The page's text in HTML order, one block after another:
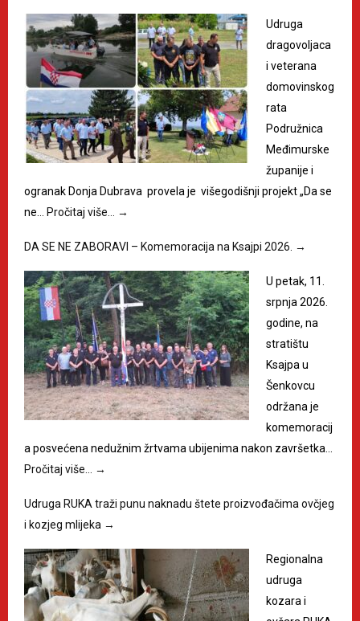
Udruga
dragovoljaca
i veterana
domovinskog
rata
Podružnica
Međimurske
županije i
ogranak Donja Dubrava provela je višegodišnji projekt „Da se
ne… Pročitaj više… →
DA SE NE ZABORAVI – Komemoracija na Ksajpi 2026. →
U petak, 11.
srpnja 2026.
godine, na
stratištu
Ksajpa u
Šenkovcu
održana je
komemoracij
a posvećena nedužnim žrtvama ubijenima nakon završetka…
Pročitaj više…
→
Udruga RUKA traži punu naknadu štete proizvođačima ovčjeg
i kozjeg mlijeka →
Regionalna
udruga
kozara i